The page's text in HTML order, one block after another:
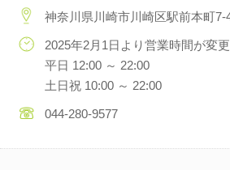
神奈川県川崎市川崎区駅前本町
2025年2月1日より営業時間が変
平日 12:00 ～ 22:00
土日祝 10:00 ～ 22:00
044-280-9577